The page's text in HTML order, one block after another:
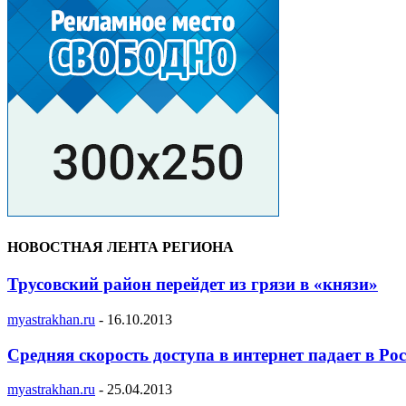
НОВОСТНАЯ ЛЕНТА РЕГИОНА
Трусовский район перейдет из грязи в «князи»
myastrakhan.ru - 16.10.2013
Средняя скорость доступа в интернет падает в
myastrakhan.ru - 25.04.2013